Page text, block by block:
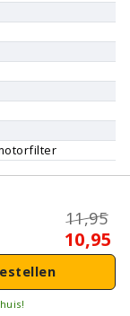
11,95
10,95